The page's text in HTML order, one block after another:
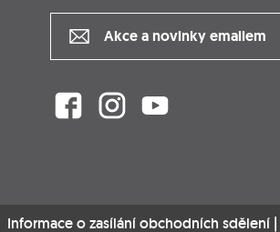
Akce a novinky emailem
Informace o zasílání obchodních sdělení |